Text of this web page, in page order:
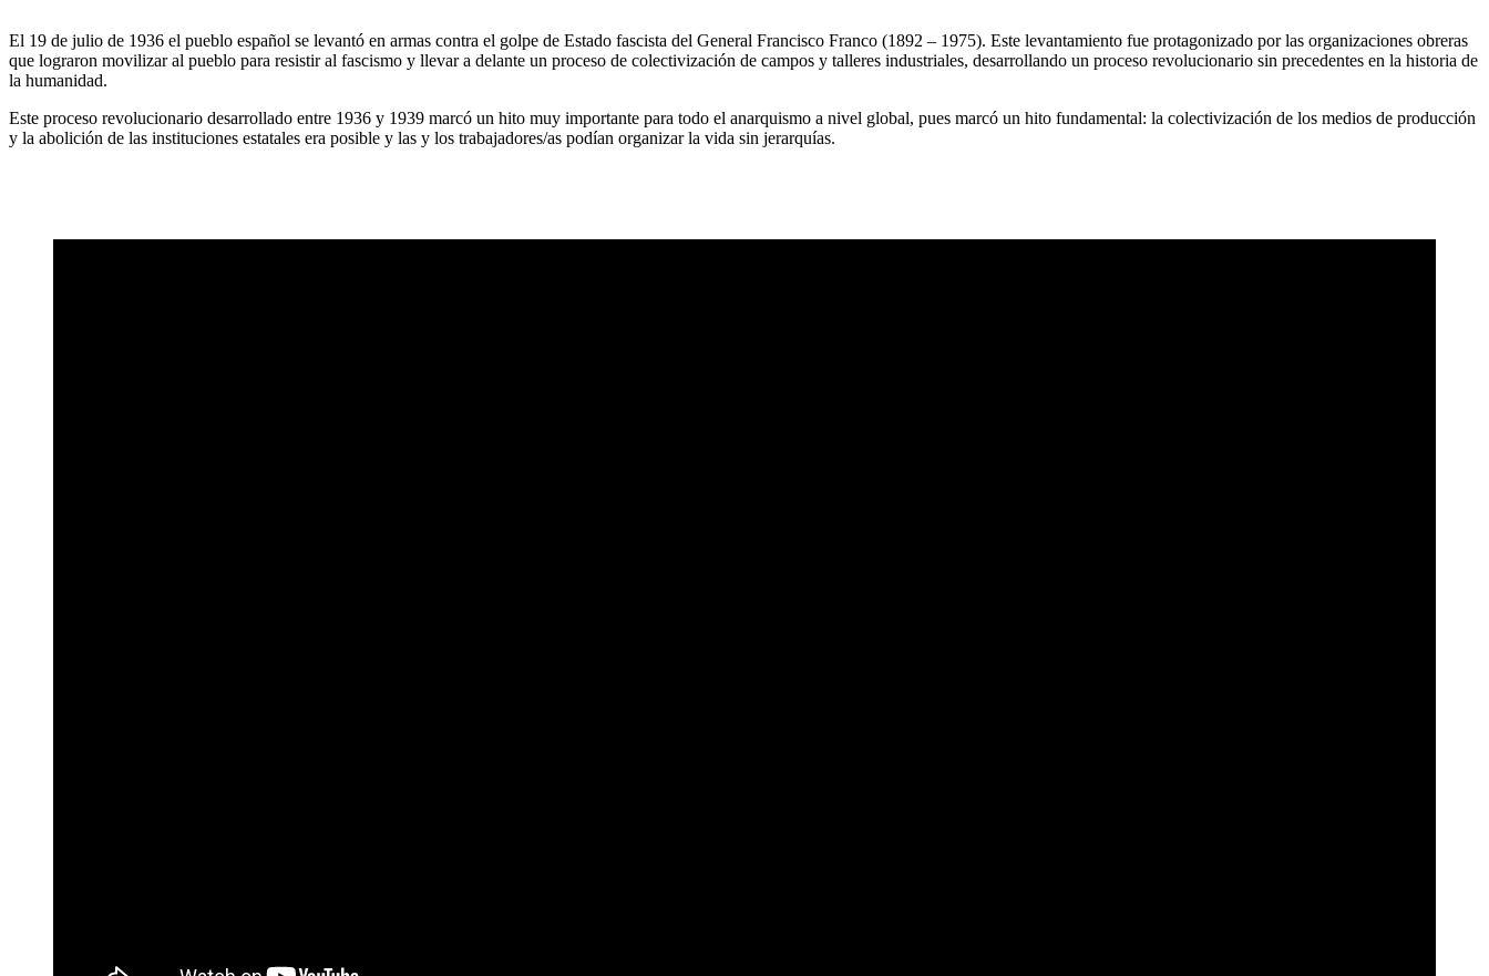
El 19 de julio de 1936 el pueblo español se levantó en armas contra el golpe de Estado fascista del General Francisco Franco (1892 – 1975). Este levantamiento fue protagonizado por las organizaciones obreras
que lograron movilizar al pueblo para resistir al fascismo y llevar a delante un proceso de colectivización de campos y talleres industriales, desarrollando un proceso revolucionario sin precedentes en la historia de
la humanidad.
Este proceso revolucionario desarrollado entre 1936 y 1939 marcó un hito muy importante para todo el anarquismo a nivel global, pues marcó un hito fundamental: la colectivización de los medios de producción
y la abolición de las instituciones estatales era posible y las y los trabajadores/as podían organizar la vida sin jerarquías.